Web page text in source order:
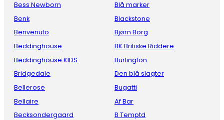
Bess Newborn
Benk
Benvenuto
Beddinghouse
Beddinghouse KIDS
Bridgedale
Bellerose
Bellaire
Becksondergaard
Blå marker
Blackstone
Bjørn Borg
BK Britiske Riddere
Burlington
Den blå slagter
Bugatti
Af Bar
B Temptd